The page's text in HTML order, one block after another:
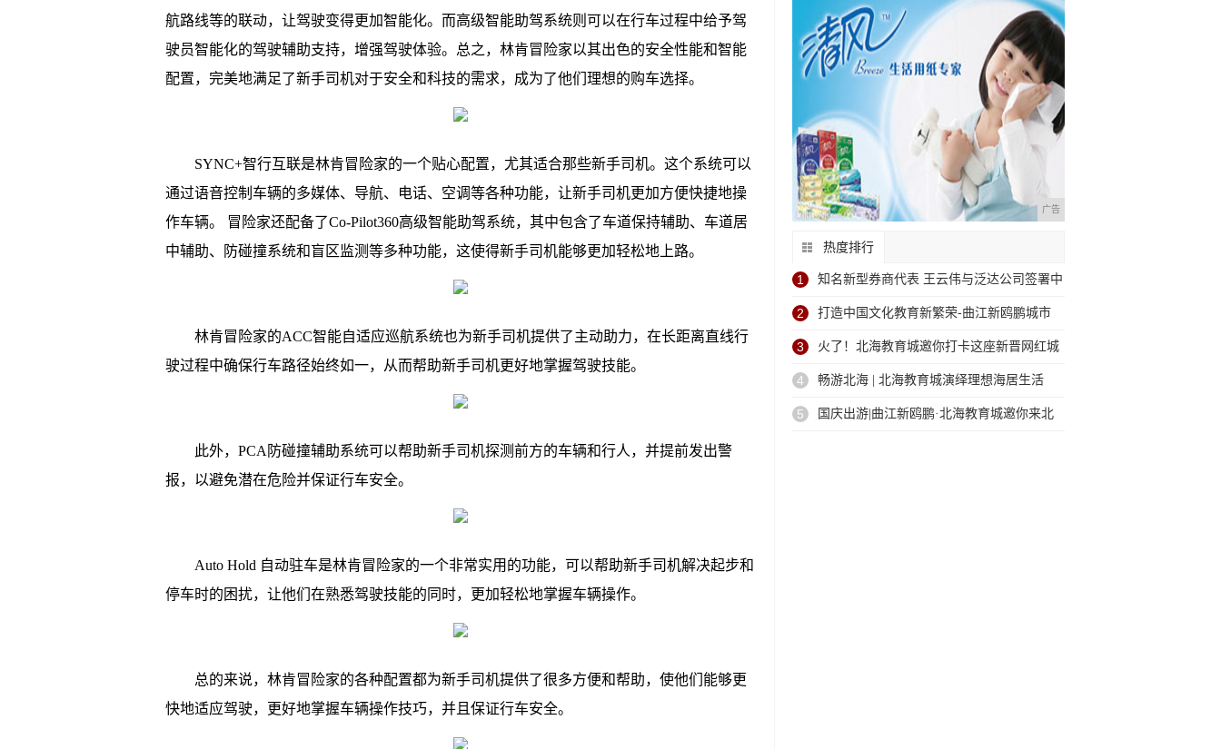
航路线等的联动，让驾驶变得更加智能化。而高级智能助驾系统则可以在行车过程中给予驾
驶员智能化的驾驶辅助支持，增强驾驶体验。总之，林肯冒险家以其出色的安全性能和智能
配置，完美地满足了新手司机对于安全和科技的需求，成为了他们理想的购车选择。
SYNC+智行互联是林肯冒险家的一个贴心配置，尤其适合那些新手司机。这个系统可以
通过语音控制车辆的多媒体、导航、电话、空调等各种功能，让新手司机更加方便快捷地操
作车辆。 冒险家还配备了Co-Pilot360高级智能助驾系统，其中包含了车道保持辅助、车道居
中辅助、防碰撞系统和盲区监测等多种功能，这使得新手司机能够更加轻松地上路。
林肯冒险家的ACC智能自适应巡航系统也为新手司机提供了主动助力，在长距离直线行
驶过程中确保行车路径始终如一，从而帮助新手司机更好地掌握驾驶技能。
此外，PCA防碰撞辅助系统可以帮助新手司机探测前方的车辆和行人，并提前发出警
报，以避免潜在危险并保证行车安全。
Auto Hold 自动驻车是林肯冒险家的一个非常实用的功能，可以帮助新手司机解决起步和
停车时的困扰，让他们在熟悉驾驶技能的同时，更加轻松地掌握车辆操作。
总的来说，林肯冒险家的各种配置都为新手司机提供了很多方便和帮助，使他们能够更
快地适应驾驶，更好地掌握车辆操作技巧，并且保证行车安全。
广告
热度排行
1 知名新型券商代表 王云伟与泛达公司签署中
国
2 打造中国文化教育新繁荣-曲江新鸥鹏城市
文化
3 火了！北海教育城邀你打卡这座新晋网红城
市
4 畅游北海 | 北海教育城演绎理想海居生活
5 国庆出游|曲江新鸥鹏·北海教育城邀你来北